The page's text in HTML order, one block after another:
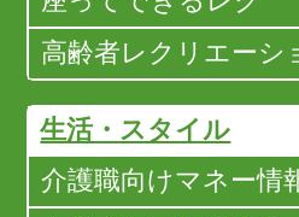
高齢者レクリエーシ
生活・スタイル
介護職向けマネー情